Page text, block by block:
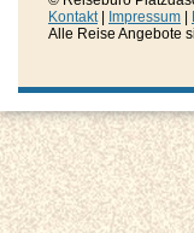
Kontakt| Impressum
Alle Reise Angebote